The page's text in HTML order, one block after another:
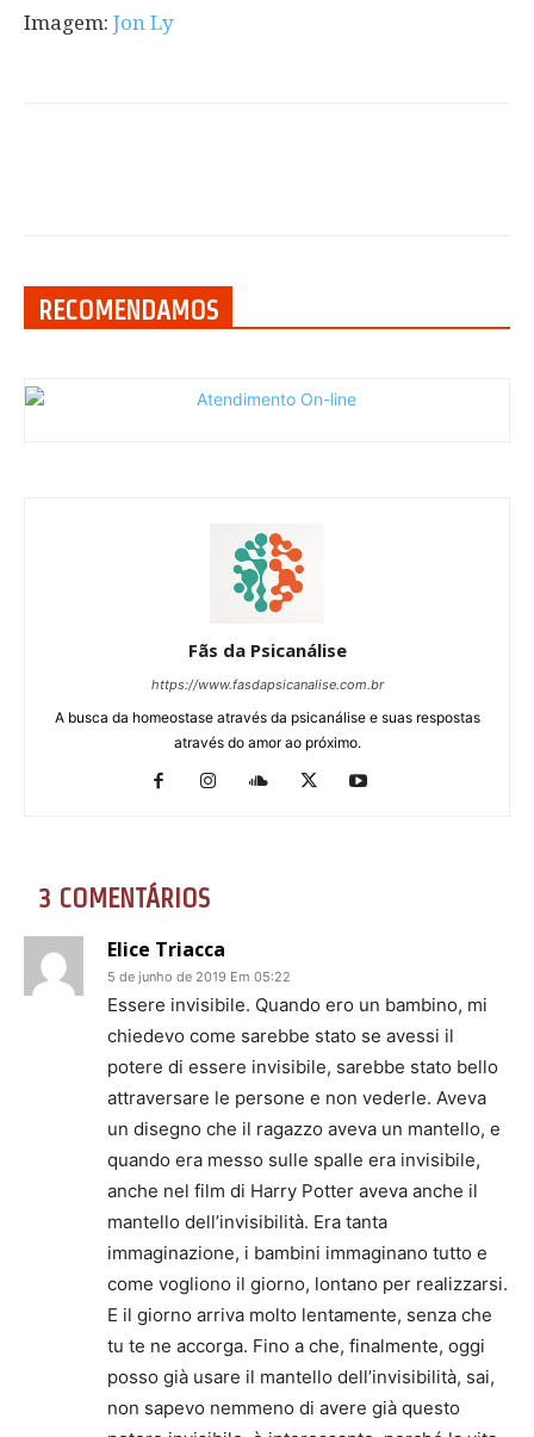
Imagem: Jon Ly
RECOMENDAMOS
Fãs da Psicanálise
https://www.fasdapsicanalise.com.br
A busca da homeostase através da psicanálise e suas respostas
através do amor ao próximo.
3 COMENTÁRIOS
Elice Triacca
5 de junho de 2019 Em 05:22
Essere invisibile. Quando ero un bambino, mi
chiedevo come sarebbe stato se avessi il
potere di essere invisibile, sarebbe stato bello
attraversare le persone e non vederle. Aveva
un disegno che il ragazzo aveva un mantello, e
quando era messo sulle spalle era invisibile,
anche nel film di Harry Potter aveva anche il
mantello dell’invisibilità. Era tanta
immaginazione, i bambini immaginano tutto e
come vogliono il giorno, lontano per realizzarsi.
E il giorno arriva molto lentamente, senza che
tu te ne accorga. Fino a che, finalmente, oggi
posso già usare il mantello dell’invisibilità, sai,
non sapevo nemmeno di avere già questo